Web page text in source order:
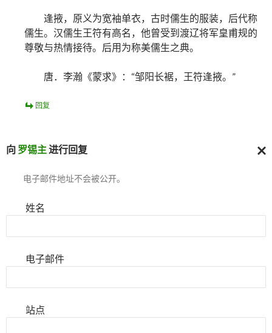
逢掖，原义为宽袖单衣，古时儒生的服装，后代称
儒生。汉儒生王符有高名，他曾受到渡辽将军皇甫规的
尊敬与热情接待。后用为称美儒生之典。
唐．李瀚《蒙求》：“邹阳长裾，王符逢掖。”
回复
向 罗锡主 进行回复
电子邮件地址不会被公开。
姓名
电子邮件
站点